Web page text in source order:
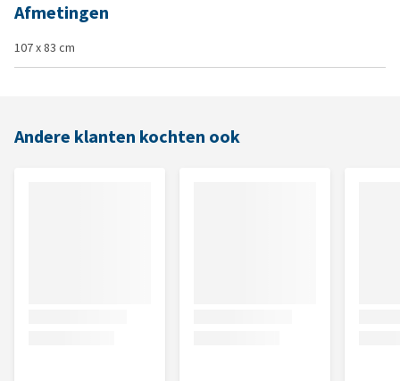
Afmetingen
107 x 83 cm
Andere klanten kochten ook